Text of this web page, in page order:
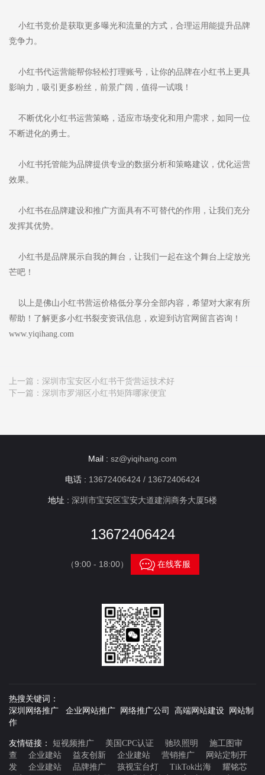
小红书竞价是获取更多曝光和流量的方式，合理运用能提升品牌
竞争力。
小红书代运营能帮你轻松打理账号，让你的品牌在小红书上更具
影响力，吸引更多粉丝，前景广阔，值得一试哦！
不断优化小红书运营策略，适应市场变化和用户需求，如同一位
不断进化的勇士。
小红书托管能为品牌提供专业的数据分析和策略建议，优化运营
效果。
小红书在品牌建设和推广方面具有不可替代的作用，让我们充分
发挥其优势。
小红书是品牌展示自我的舞台，让我们一起在这个舞台上绽放光
芒吧！
以上是佛山小红书营运价格低分享分全部内容，希望对大家有所
帮助！了解更多小红书裂变资讯信息，欢迎到访官网留言咨询！
www.yiqihang.com
上一篇： 深圳市宝安区小红书干货营运技术好
下一篇： 深圳市罗湖区小红书矩阵哪家便宜
Mail : sz@yiqihang.com
电话 : 13672406424 / 13672406424
地址 : 深圳市宝安区宝安大道建润商务大厦5楼
13672406424
（9:00 - 18:00） 在线客服
热搜关键词：
深圳网络推广 企业网站推广 网络推广公司 高端网站建设 网站制
作
友情链接： 短视频推广 美国CPC认证 驰玖照明
施工图审
查
企业建站 益友创新 企业建站 营销推广
网站定制开
发
企业建站 品牌推广 孩视宝台灯 TikTok出海
耀铭芯